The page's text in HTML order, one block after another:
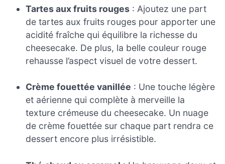
Tartes aux fruits rouges : Ajoutez une part
de tartes aux fruits rouges pour apporter une
acidité fraîche qui équilibre la richesse du
cheesecake. De plus, la belle couleur rouge
rehausse l’aspect visuel de votre dessert.
Crème fouettée vanillée : Une touche légère
et aérienne qui complète à merveille la
texture crémeuse du cheesecake. Un nuage
de crème fouettée sur chaque part rendra ce
dessert encore plus irrésistible.